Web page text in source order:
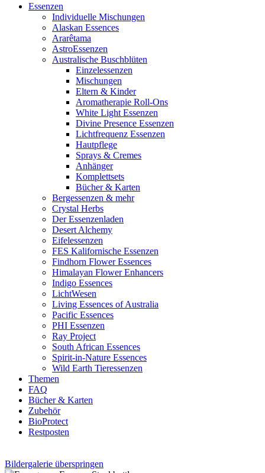
Essenzen
Individuelle Mischungen
Alaskan Essences
Ararêtama
AstroEssenzen
Australische Buschblüten
Einzelessenzen
Mischungen
Eltern & Kinder
Aromatherapie Roll-Ons
White Light Essenzen
Divine Presence Essenzen
Lichtfrequenz Essenzen
Hautpflege
Sprays & Cremes
Anhänger
Komplettsets
Bücher & Karten
Bergessenzen & mehr
Crystal Herbs
Der Essenzenladen
Desert Alchemy
Eifelessenzen
FES Kalifornische Essenzen
Findhorn Flower Essences
Himalayan Flower Enhancers
Indigo Essences
LichtWesen
Living Essences of Australia
Pacific Essences
PHI Essenzen
Ray Project
South African Essences
Spirit-in-Nature Essences
Wild Earth Tieressenzen
Themen
FAQ
Bücher & Karten
Zubehör
BioProtect
Restposten
Bildergalerie überspringen